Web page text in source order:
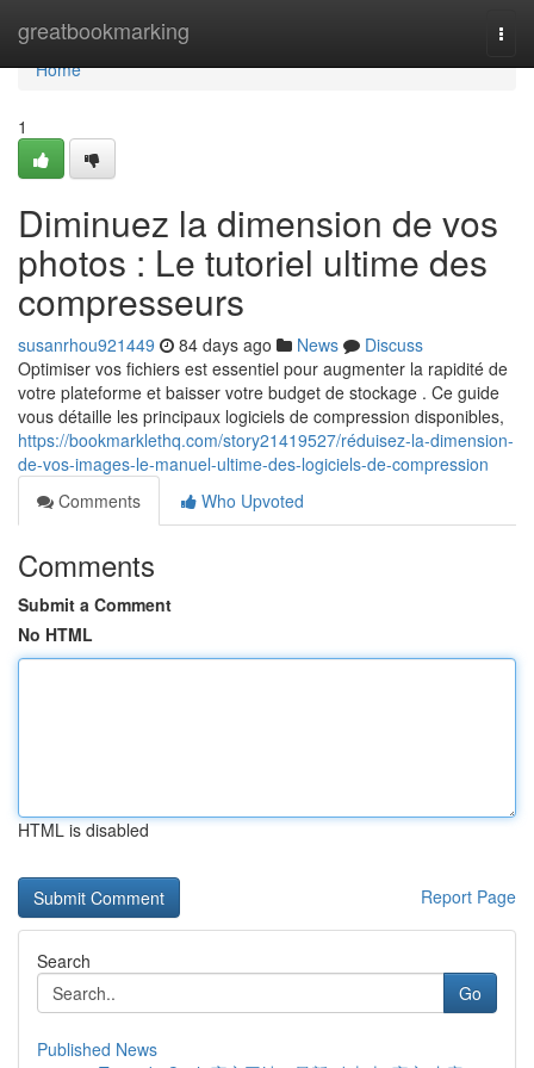
greatbookmarking
Home
Home
1
Diminuez la dimension de vos
photos : Le tutoriel ultime des
compresseurs
susanrhou921449 84 days ago News
Discuss
Optimiser vos fichiers est essentiel pour augmenter la rapidité de
votre plateforme et baisser votre budget de stockage . Ce guide
vous détaille les principaux logiciels de compression disponibles,
https://bookmarklethq.com/story21419527/réduisez-la-dimension-
de-vos-images-le-manuel-ultime-des-logiciels-de-compression
Comments
Who Upvoted
Comments
Submit a Comment
No HTML
HTML is disabled
Report Page
Search
Go
Published News